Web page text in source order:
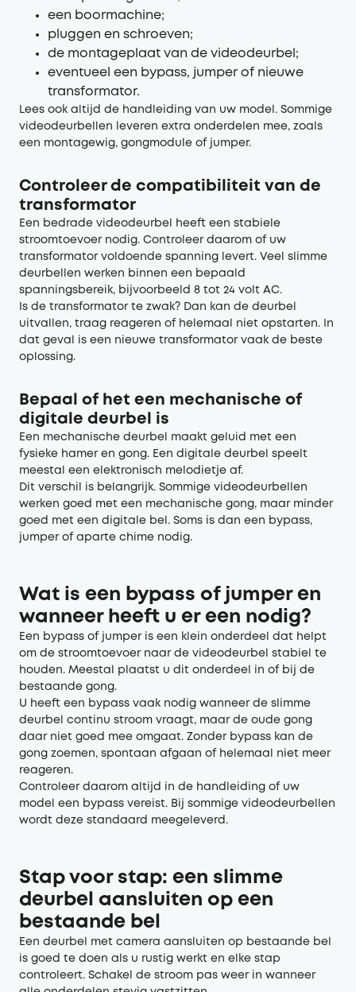
een boormachine;
pluggen en schroeven;
de montageplaat van de videodeurbel;
eventueel een bypass, jumper of nieuwe
transformator.
Lees ook altijd de handleiding van uw model. Sommige
videodeurbellen leveren extra onderdelen mee, zoals
een montagewig, gongmodule of jumper.
Controleer de compatibiliteit van de
transformator
Een bedrade videodeurbel heeft een stabiele
stroomtoevoer nodig. Controleer daarom of uw
transformator voldoende spanning levert. Veel slimme
deurbellen werken binnen een bepaald
spanningsbereik, bijvoorbeeld 8 tot 24 volt AC.
Is de transformator te zwak? Dan kan de deurbel
uitvallen, traag reageren of helemaal niet opstarten. In
dat geval is een nieuwe transformator vaak de beste
oplossing.
Bepaal of het een mechanische of
digitale deurbel is
Een mechanische deurbel maakt geluid met een
fysieke hamer en gong. Een digitale deurbel speelt
meestal een elektronisch melodietje af.
Dit verschil is belangrijk. Sommige videodeurbellen
werken goed met een mechanische gong, maar minder
goed met een digitale bel. Soms is dan een bypass,
jumper of aparte chime nodig.
Wat is een bypass of jumper en
wanneer heeft u er een nodig?
Een bypass of jumper is een klein onderdeel dat helpt
om de stroomtoevoer naar de videodeurbel stabiel te
houden. Meestal plaatst u dit onderdeel in of bij de
bestaande gong.
U heeft een bypass vaak nodig wanneer de slimme
deurbel continu stroom vraagt, maar de oude gong
daar niet goed mee omgaat. Zonder bypass kan de
gong zoemen, spontaan afgaan of helemaal niet meer
reageren.
Controleer daarom altijd in de handleiding of uw
model een bypass vereist. Bij sommige videodeurbellen
wordt deze standaard meegeleverd.
Stap voor stap: een slimme
deurbel aansluiten op een
bestaande bel
Een deurbel met camera aansluiten op bestaande bel
is goed te doen als u rustig werkt en elke stap
controleert. Schakel de stroom pas weer in wanneer